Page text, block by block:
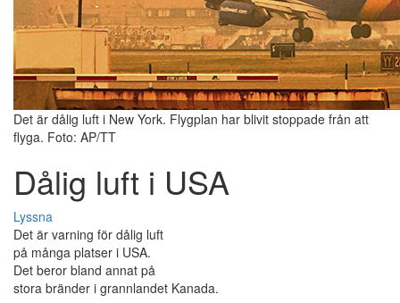
Det är dålig luft i New York. Flygplan har blivit stoppade från att
flyga. Foto: AP/TT
Dålig luft i USA
Lyssna
Det är varning för dålig luft
på många platser i USA.
Det beror bland annat på
stora bränder i grannlandet Kanada.